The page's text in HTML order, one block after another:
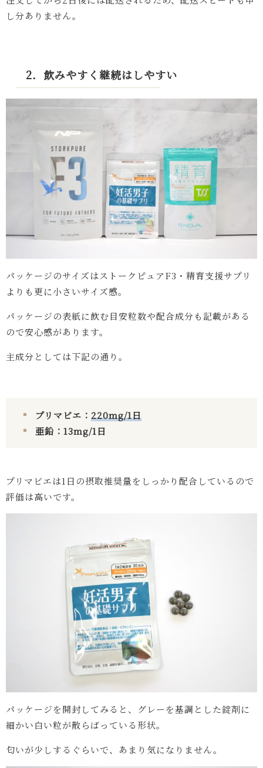
し分ありません。
2．飲みやすく継続はしやすい
パッケージのサイズはストークピュアF3・精育支援サプリ
よりも更に小さいサイズ感。
パッケージの表紙に飲む目安粒数や配合成分も記載がある
ので安心感があります。
主成分としては下記の通り。
プリマビエ： 220mg/1日
亜鉛：13mg/1日
プリマビエは1日の摂取推奨量をしっかり配合しているので
評価は高いです。
パッケージを開封してみると、グレーを基調とした錠剤に
細かい白い粒が散らばっている形状。
匂いが少しするぐらいで、あまり気になりません。